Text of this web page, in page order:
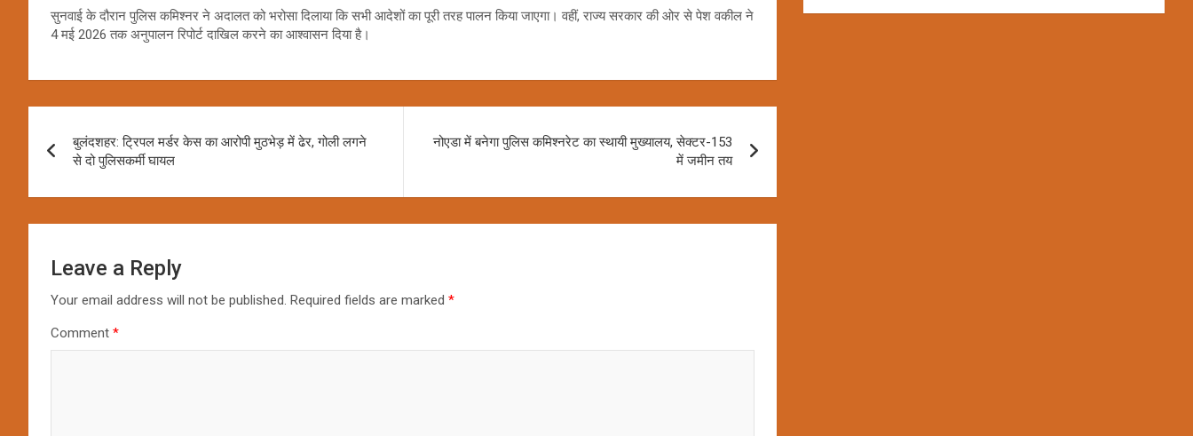
सुनवाई के दौरान पुलिस कमिश्नर ने अदालत को भरोसा दिलाया कि सभी आदेशों का पूरी तरह पालन किया जाएगा। वहीं, राज्य सरकार की ओर से पेश वकील ने
4 मई 2026 तक अनुपालन रिपोर्ट दाखिल करने का आश्वासन दिया है।
navigation
बुलंदशहर: ट्रिपल मर्डर केस का आरोपी मुठभेड़ में ढेर, गोली लगने
से दो पुलिसकर्मी घायल
नोएडा में बनेगा पुलिस कमिश्नरेट का स्थायी मुख्यालय, सेक्टर-153
में जमीन तय
Leave a Reply
Your email address will not be published. Required fields are marked *
Comment *